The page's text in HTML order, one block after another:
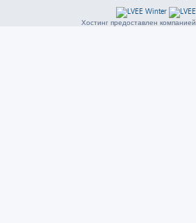
Хостинг предоставлен компанией